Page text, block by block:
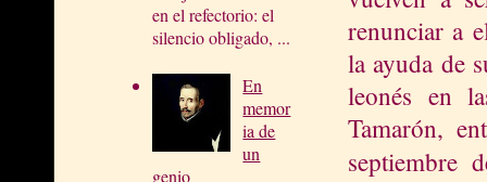
en el refectorio: el
silencio obligado, ...
En
memor
ia de
un
genio
renunciar a
la ayuda de
leonés en
Tamarón,